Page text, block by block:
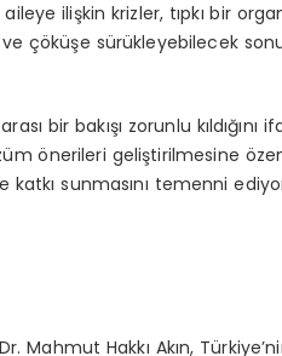
ilişkin krizler, tıpkı bir
çöküşe sürükleyebilecek
bir bakışı zorunlu kıldığını
önerileri geliştirilmesine özen
katkı sunmasını temenni
Hakkı Akın,